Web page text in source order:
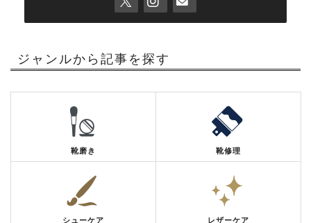
ジャンルから記事を探す
靴磨き 靴修理
シューケア レザーケア